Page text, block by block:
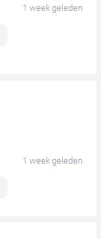
1 week geleden
1 week geleden